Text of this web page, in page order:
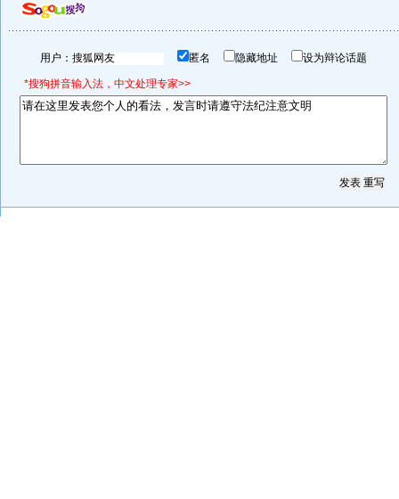
用户： 匿名 隐藏地址 设为辩论话题
*搜狗拼音输入法，中文处理专家>>